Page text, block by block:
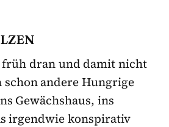
früh dran und damit nicht
schon andere Hungrige
Gewächshaus, ins
irgendwie konspirativ